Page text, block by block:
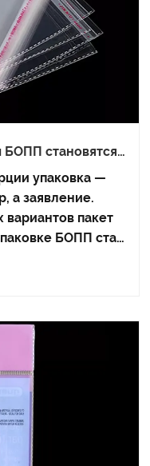
БОПП становятся
упаковка —
а заявление.
пакет
БОПП стал
делает эту